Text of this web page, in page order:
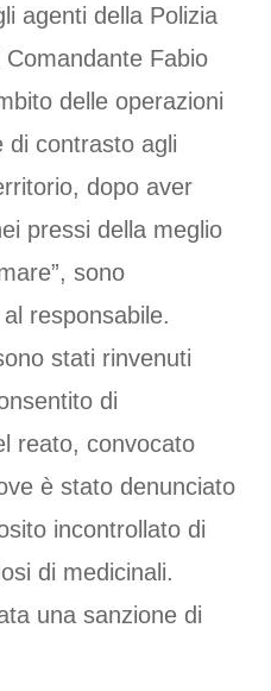
agenti della Polizia
Fabio
delle operazioni
di contrasto agli
dopo aver
pressi della meglio
sono
responsabile.
stati rinvenuti
di
reato, convocato
è stato denunciato
incontrollato di
di medicinali.
una sanzione di